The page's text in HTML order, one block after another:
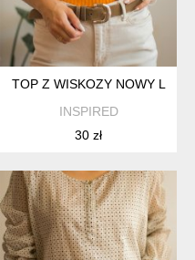
XLTOP Z WISKOZY NOWY L
INSPIRED
30 zł